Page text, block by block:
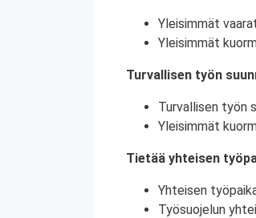
Yleisimmät
Yleisimmät
Turvallisen työn
Turvallisen työn
Yleisimmät
Tietää yhteisen
Yhteisen
Työsuojelun